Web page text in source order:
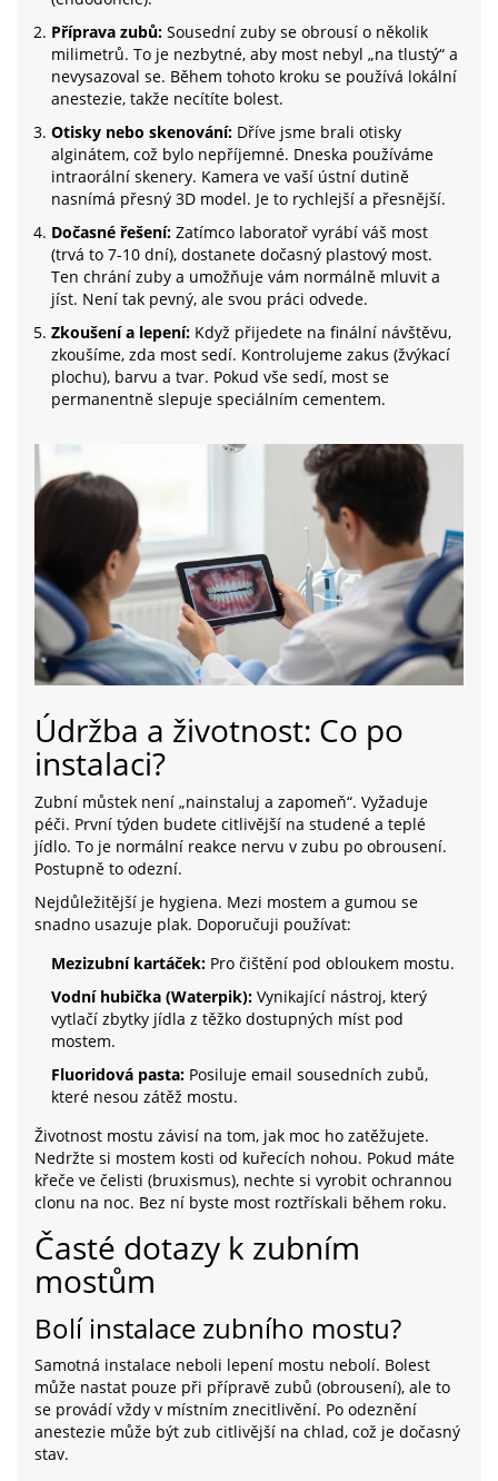
Příprava zubů: Sousední zuby se obrousí o několik
milimetrů. To je nezbytné, aby most nebyl „na tlustý“ a
nevysazoval se. Během tohoto kroku se používá lokální
anestezie, takže necítíte bolest.
Otisky nebo skenování: Dříve jsme brali otisky
alginátem, což bylo nepříjemné. Dneska používáme
intraorální skenery. Kamera ve vaší ústní dutině
nasnímá přesný 3D model. Je to rychlejší a přesnější.
Dočasné řešení: Zatímco laboratoř vyrábí váš most
(trvá to 7-10 dní), dostanete dočasný plastový most.
Ten chrání zuby a umožňuje vám normálně mluvit a
jíst. Není tak pevný, ale svou práci odvede.
Zkoušení a lepení: Když přijedete na finální návštěvu,
zkoušíme, zda most sedí. Kontrolujeme zakus (žvýkací
plochu), barvu a tvar. Pokud vše sedí, most se
permanentně slepuje speciálním cementem.
Údržba a životnost: Co po
instalaci?
Zubní můstek není „nainstaluj a zapomeň“. Vyžaduje
péči. První týden budete citlivější na studené a teplé
jídlo. To je normální reakce nervu v zubu po obrousení.
Postupně to odezní.
Nejdůležitější je hygiena. Mezi mostem a gumou se
snadno usazuje plak. Doporučuji používat:
Mezizubní kartáček: Pro čištění pod obloukem mostu.
Vodní hubička (Waterpik): Vynikající nástroj, který
vytlačí zbytky jídla z těžko dostupných míst pod
mostem.
Fluoridová pasta: Posiluje email sousedních zubů,
které nesou zátěž mostu.
Životnost mostu závisí na tom, jak moc ho zatěžujete.
Nedržte si mostem kosti od kuřecích nohou. Pokud máte
křeče ve čelisti (bruxismus), nechte si vyrobit ochrannou
clonu na noc. Bez ní byste most roztřískali během roku.
Časté dotazy k zubním
mostům
Bolí instalace zubního mostu?
Samotná instalace neboli lepení mostu nebolí. Bolest
může nastat pouze při přípravě zubů (obrousení), ale to
se provádí vždy v místním znecitlivění. Po odeznění
anestezie může být zub citlivější na chlad, což je dočasný
stav.